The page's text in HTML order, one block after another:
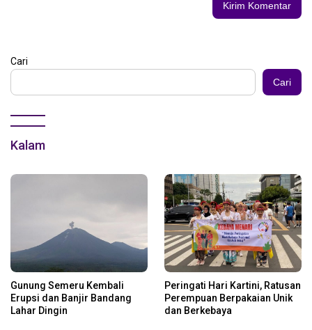
Cari
Cari
Kalam
Gunung Semeru Kembali
Erupsi dan Banjir Bandang
Lahar Dingin
Peringati Hari Kartini, Ratusan
Perempuan Berpakaian Unik
dan Berkebaya